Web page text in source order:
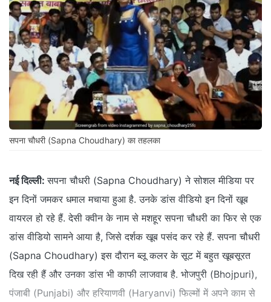
सपना चौधरी (Sapna Choudhary) का तहलका
नई दिल्ली: सपना चौधरी (Sapna Choudhary) ने सोशल मीडिया पर
इन दिनों जमकर धमाल मचाया हुआ है. उनके डांस वीडियो इन दिनों खूब
वायरल हो रहे हैं. देसी क्वीन के नाम से मशहूर सपना चौधरी का फिर से एक
डांस वीडियो सामने आया है, जिसे दर्शक खूब पसंद कर रहे हैं. सपना चौधरी
(Sapna Choudhary) इस दौरान ब्लू कलर के सूट में बहुत खूबसूरत
दिख रही हैं और उनका डांस भी काफी लाजवाब है. भोजपुरी (Bhojpuri),
पंजाबी (Punjabi) और हरियाणवी (Haryanvi) फिल्मों में अपने काम से